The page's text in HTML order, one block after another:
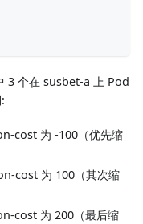
个在 susbet-a 上 Pod
cost 为 -100（优先缩
cost 为 100（其次缩
cost 为 200（最后缩